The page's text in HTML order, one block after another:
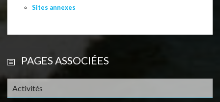
PAGES ASSOCIÉES
Activités
Sites annexes